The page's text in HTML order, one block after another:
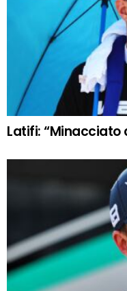
Latifi: “Minacciato